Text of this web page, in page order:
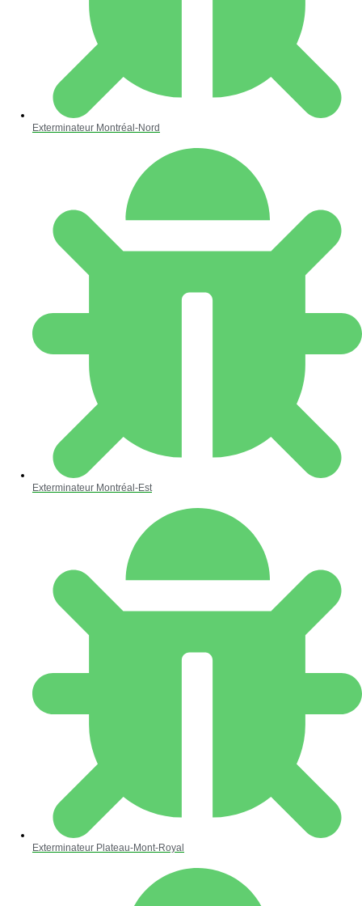
Exterminateur Montréal-Nord
Exterminateur Montréal-Est
Exterminateur Plateau-Mont-Royal